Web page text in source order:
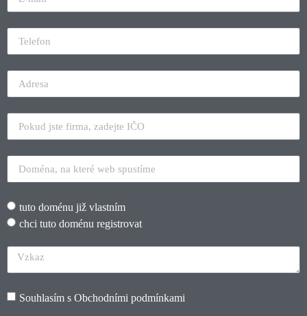
tuto doménu již vlastním
chci tuto doménu registrovat
Souhlasím s Obchodními podmínkami